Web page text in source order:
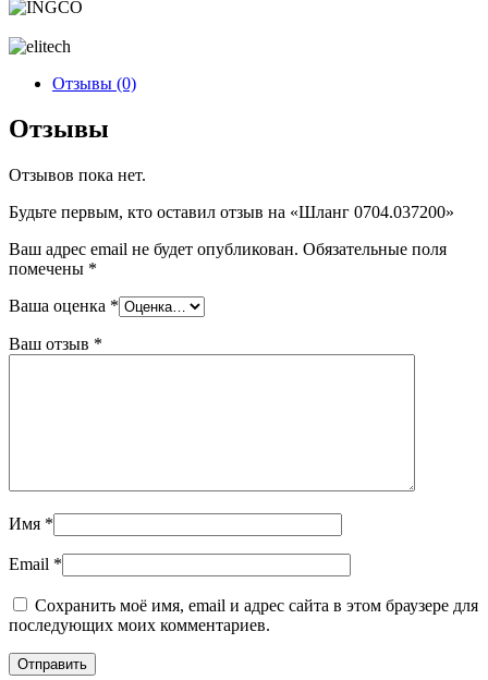
Отзывы (0)
Отзывы
Отзывов пока нет.
Будьте первым, кто оставил отзыв на «Шланг 0704.037200»
Ваш адрес email не будет опубликован. Обязательные поля
помечены *
Ваша оценка *
Ваш отзыв *
Имя *
Email *
Сохранить моё имя, email и адрес сайта в этом браузере для
последующих моих комментариев.